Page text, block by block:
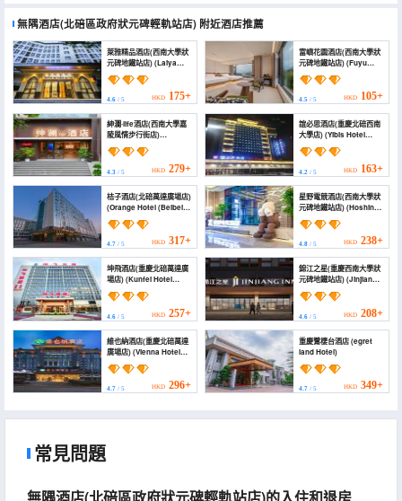
無隅酒店(北碚區政府狀元碑輕軌站店) 附近酒店推薦
萊雅精品酒店(西南大學狀
元碑地鐵站店) (Laiya
Boutique Hotel
(Southwest University
Zhuangyuanbei
Subway Station))
4.6 / 5 HKD 175+
富嶼花園酒店(西南大學狀
元碑地鐵站店) (Fuyu
Garden Hotel
(Southwest University
Zhuangyuanbei
Subway Station))
4.5/ 5 HKD 105+
紳瀾·life酒店(西南大學嘉
陵風情步行街店)
(Shenlan·Life Hotel
(Southwest University
Jialing Style Pedestrian
Street Branch))
4.3 / 5 HKD 279+
誼必思酒店(重慶北碚西南
大學店) (Yibis Hotel
(Chongqing Beibei
Southwest University))
4.2/ 5 HKD 163+
桔子酒店(北碚萬達廣場店)
(Orange Hotel (Beibei
Wanda Plaza))
4.7 / 5 HKD 317+
星野電競酒店(西南大學狀
元碑地鐵站店) (Hoshino
E-sports Hotel
(Southwest University
Zhuangyuanbei
Subway Station))
4.8/ 5 HKD 238+
坤飛酒店(重慶北碚萬達廣
場店) (Kunfei Hotel
(Chongqing Beibei
Wanda Plaza))
4.6 / 5 HKD 257+
錦江之星(重慶西南大學狀
元碑地鐵站店) (Jinjiang
Star Chongqing
Zhuangyuan tablet
subway station store)
4.6/ 5 HKD 208+
維也納酒店(重慶北碚萬達
廣場店) (Vienna Hotel
(Chongqing Beibei
Wanda Plaza))
4.7 / 5 HKD 296+
重慶鷺棲台酒店 (egret
land Hotel)
4.7/ 5 HKD 349+
常見問題